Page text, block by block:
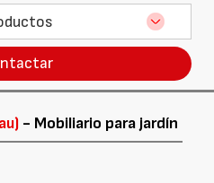
- Mobiliario para jardín